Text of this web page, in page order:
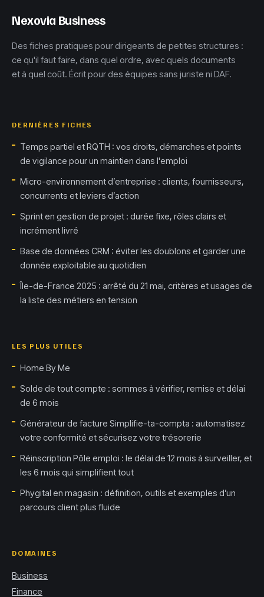
Nexovia Business
Des fiches pratiques pour dirigeants de petites structures :
ce qu'il faut faire, dans quel ordre, avec quels documents
et à quel coût. Écrit pour des équipes sans juriste ni DAF.
DERNIÈRES FICHES
Temps partiel et RQTH : vos droits, démarches et points
de vigilance pour un maintien dans l'emploi
Micro-environnement d’entreprise : clients, fournisseurs,
concurrents et leviers d’action
Sprint en gestion de projet : durée fixe, rôles clairs et
incrément livré
Base de données CRM : éviter les doublons et garder une
donnée exploitable au quotidien
Île-de-France 2025 : arrêté du 21 mai, critères et usages de
la liste des métiers en tension
LES PLUS UTILES
Home By Me
Solde de tout compte : sommes à vérifier, remise et délai
de 6 mois
Générateur de facture Simplifie-ta-compta : automatisez
votre conformité et sécurisez votre trésorerie
Réinscription Pôle emploi : le délai de 12 mois à surveiller, et
les 6 mois qui simplifient tout
Phygital en magasin : définition, outils et exemples d’un
parcours client plus fluide
DOMAINES
Business
Finance